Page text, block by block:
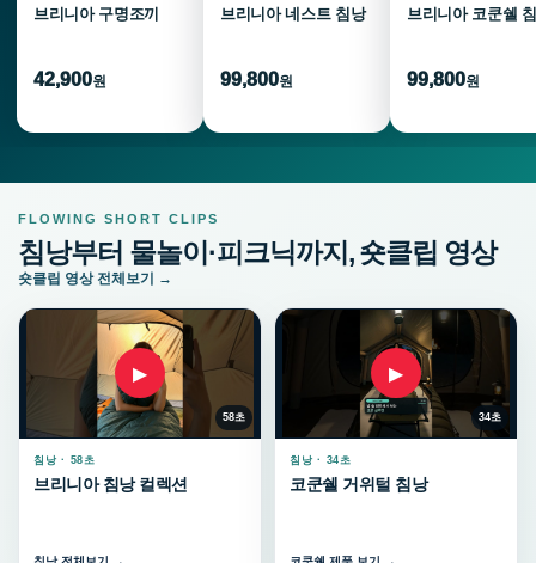
브리니아 구명조끼
42,900원
브리니아 네스트 침낭
99,800원
브리니아 코쿤쉘
99,800원
FLOWING SHORT CLIPS
침낭부터 물놀이·피크닉까지, 숏클립 영상
숏클립 영상 전체보기 →
▶
58초
침낭 · 58초
브리니아 침낭 컬렉션
▶
34초
침낭 · 34초
코쿤쉘 거위털 침낭